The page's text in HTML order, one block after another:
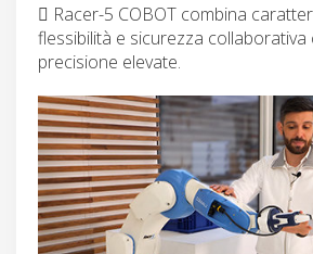
 Racer-5 COBOT combina
flessibilità e sicurezza collaborativa
precisione elevate.